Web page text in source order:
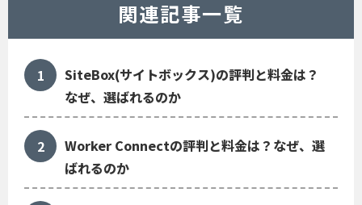
関連記事一覧
SiteBox(サイトボックス)の評判と料金は？
なぜ、選ばれるのか
Worker Connectの評判と料金は？なぜ、選
ばれるのか